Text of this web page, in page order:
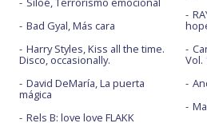
Bad Gyal, Más cara
Harry Styles, Kiss all the time.
Disco, occasionally.
David DeMaría, La puerta
mágica
Rels B: love love FLAKK
Vol.